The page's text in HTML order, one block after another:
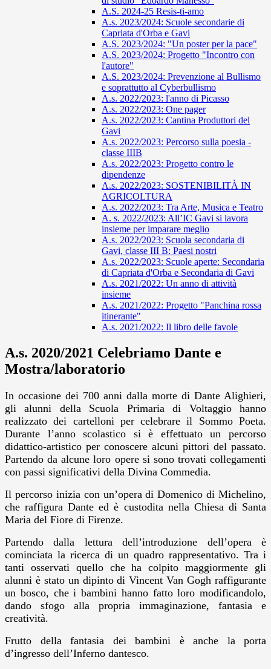
A.S. 2024-25 Resis-ti-amo
A.s. 2023/2024: Scuole secondarie di
Capriata d'Orba e Gavi
A.S. 2023/2024: "Un poster per la pace"
A.S. 2023/2024: Progetto "Incontro con
l'autore"
A.S. 2023/2024: Prevenzione al Bullismo
e soprattutto al Cyberbullismo
A.s. 2022/2023: l'anno di Picasso
A.s. 2022/2023: One pager
A.s. 2022/2023: Cantina Produttori del
Gavi
A.s. 2022/2023: Percorso sulla poesia -
classe IIIB
A.s. 2022/2023: Progetto contro le
dipendenze
A.s. 2022/2023: SOSTENIBILITÀ IN
AGRICOLTURA
A.s. 2022/2023: Tra Arte, Musica e Teatro
A. s. 2022/2023: All’IC Gavi si lavora
insieme per imparare meglio
A.s. 2022/2023: Scuola secondaria di
Gavi, classe III B: Paesi nostri
A.s. 2022/2023: Scuole aperte: Secondaria
di Capriata d'Orba e Secondaria di Gavi
A.s. 2021/2022: Un anno di attività
insieme
A.s. 2021/2022: Progetto "Panchina rossa
itinerante"
A.s. 2021/2022: Il libro delle favole
A.s. 2020/2021 Celebriamo Dante e
Mostra/laboratorio
In occasione dei 700 anni dalla morte di Dante Alighieri,
gli alunni della Scuola Primaria di Voltaggio hanno
realizzato dei cartelloni per celebrare il Sommo Poeta.
Durante l’anno scolastico si è effettuato un percorso
didattico-artistico per conoscere alcuni pittori del passato.
Partendo da alcune loro opere si sono trovati collegamenti
con passi significativi della Divina Commedia.
Il percorso inizia con un’opera di Domenico di Michelino,
che raffigura Dante ed è custodita nella Chiesa di Santa
Maria del Fiore di Firenze.
Partendo dalla lettura dell’introduzione dell’opera è
cominciata la ricerca di un quadro rappresentativo. Tra i
tanti osservati quello che ha colpito maggiormente gli
alunni è stato un dipinto di Vincent Van Gogh raffigurante
un bosco, che i bambini hanno fatto loro modificandolo,
dando sfogo alla propria immaginazione, fantasia e
creatività.
Frutto della fantasia dei bambini è anche la porta
d’ingresso dell’Inferno dantesco.